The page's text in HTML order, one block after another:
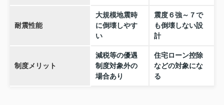
耐震性能
大規模地震時
に倒壊しやす
い
震度６強～７で
も倒壊しない設
計
制度メリット
減税等の優遇
制度対象外の
場合あり
住宅ローン控除
などの対象にな
る